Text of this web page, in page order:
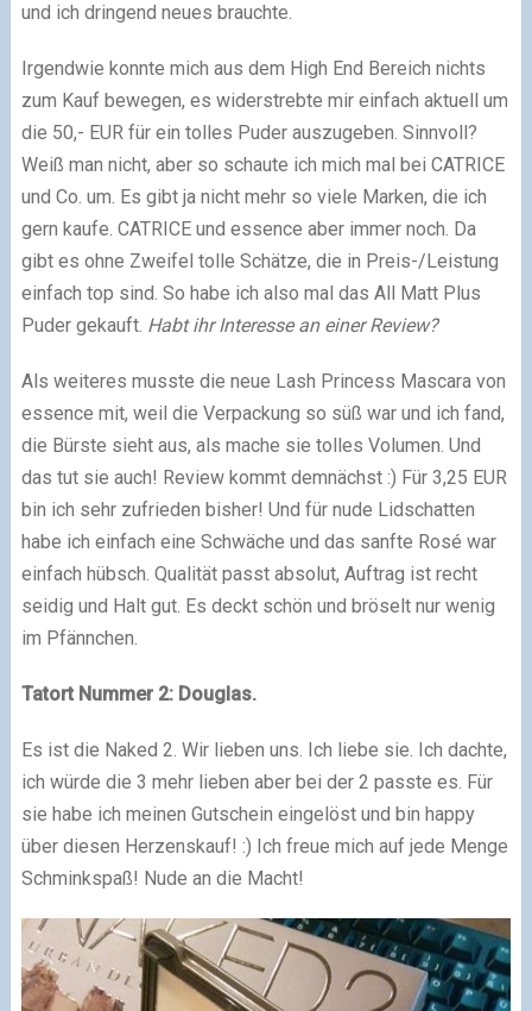
und ich dringend neues brauchte.
Irgendwie konnte mich aus dem High End Bereich nichts
zum Kauf bewegen, es widerstrebte mir einfach aktuell um
die 50,- EUR für ein tolles Puder auszugeben. Sinnvoll?
Weiß man nicht, aber so schaute ich mich mal bei CATRICE
und Co. um. Es gibt ja nicht mehr so viele Marken, die ich
gern kaufe. CATRICE und essence aber immer noch. Da
gibt es ohne Zweifel tolle Schätze, die in Preis-/Leistung
einfach top sind. So habe ich also mal das All Matt Plus
Puder gekauft. Habt ihr Interesse an einer Review?
Als weiteres musste die neue Lash Princess Mascara von
essence mit, weil die Verpackung so süß war und ich fand,
die Bürste sieht aus, als mache sie tolles Volumen. Und
das tut sie auch! Review kommt demnächst :) Für 3,25 EUR
bin ich sehr zufrieden bisher! Und für nude Lidschatten
habe ich einfach eine Schwäche und das sanfte Rosé war
einfach hübsch. Qualität passt absolut, Auftrag ist recht
seidig und Halt gut. Es deckt schön und bröselt nur wenig
im Pfännchen.
Tatort Nummer 2: Douglas.
Es ist die Naked 2. Wir lieben uns. Ich liebe sie. Ich dachte,
ich würde die 3 mehr lieben aber bei der 2 passte es. Für
sie habe ich meinen Gutschein eingelöst und bin happy
über diesen Herzenskauf! :) Ich freue mich auf jede Menge
Schminkspaß! Nude an die Macht!